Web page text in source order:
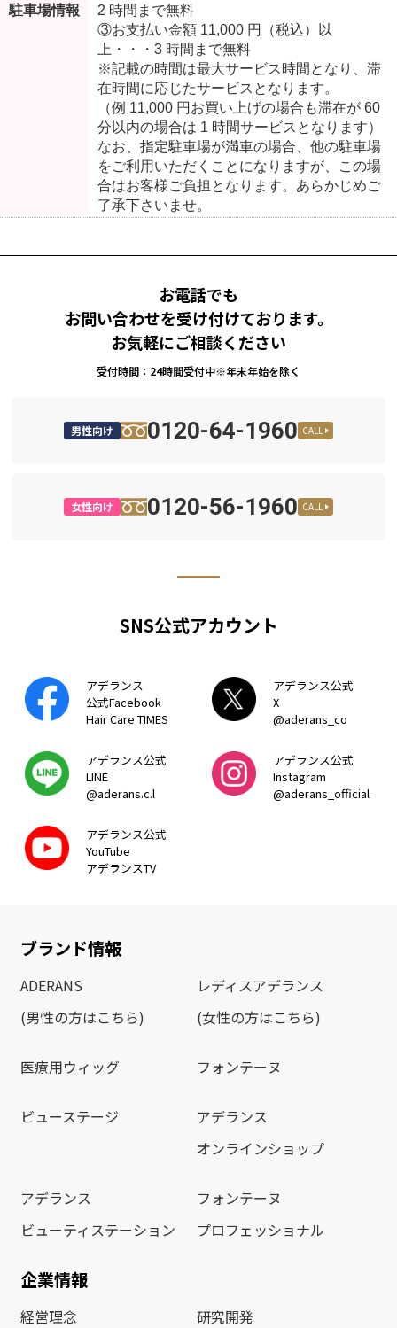
駐車場情報
2 時間まで無料
③お支払い金額 11,000 円（税込）以
上・・・3 時間まで無料
※記載の時間は最大サービス時間となり、滞
在時間に応じたサービスとなります。
（例 11,000 円お買い上げの場合も滞在が 60
分以内の場合は 1 時間サービスとなります）
なお、指定駐車場が満車の場合、他の駐車場
をご利用いただくことになりますが、この場
合はお客様ご負担となります。あらかじめご
了承下さいませ。
お電話でも
お問い合わせを受け付けております。
お気軽にご相談ください
受付時間：24時間受付中※年末年始を除く
男性向け 0120-64-1960 CALL
女性向け 0120-56-1960 CALL
SNS公式アカウント
アデランス
公式Facebook
Hair Care TIMES
アデランス公式
X
@aderans_co
アデランス公式
LINE
@aderans.c.l
アデランス公式
Instagram
@aderans_official
アデランス公式
YouTube
アデランスTV
ブランド情報
ADERANS
(男性の方はこちら)
レディスアデランス
(女性の方はこちら)
医療用ウィッグ フォンテーヌ
ビューステージ
アデランス
オンラインショップ
アデランス
ビューティステーション
フォンテーヌ
プロフェッショナル
企業情報
経営理念 研究開発